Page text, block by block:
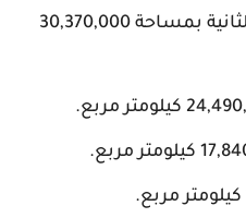
تحتل المرتبة الثانية بمساحة 30,370,000